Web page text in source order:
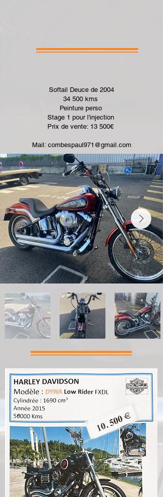
Softail Deuce de 2004
34 500 kms
Peinture perso
Stage 1 pour l'injection
Prix de vente: 13 500€ ​
Mail: combespaul971@gmail.com